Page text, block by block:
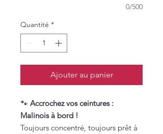
0/500
Quantité *
Ajouter au panier
🐾 Accrochez vos ceintures :
Malinois à bord !
Toujours concentré, toujours prêt à